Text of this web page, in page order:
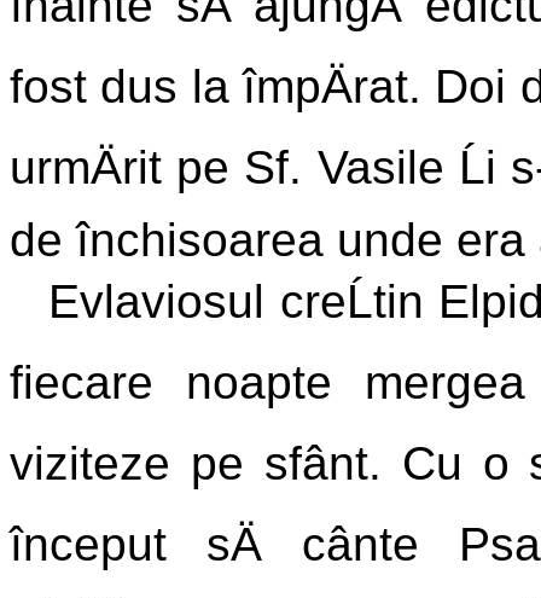
fost dus la împÄrat. Doi
urmÄrit pe Sf. Vasile
de închisoarea unde
Evlaviosul creĹtin
fiecare noapte
viziteze pe sfânt. Cu o
început sÄ cânte